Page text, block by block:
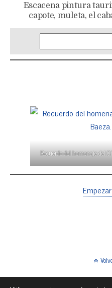
Escacena pintura
capote, muleta, el
Recuerdo del homenaje del